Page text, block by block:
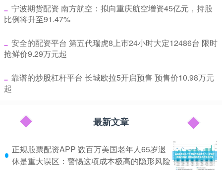
​宁波期货配资 南方航空：拟向重庆航空增资45亿元，持股
比例将升至91.47%
​安全的配资平台 第五代瑞虎8上市24小时大定12486台 限时
抢鲜价9.29万元起
​靠谱的炒股杠杆平台 长城欧拉5开启预售 预售价10.98万元
起
最新文章
正规股票配资APP 数百万美国老年人65岁退
休是重大误区：警惕这项成本极高的隐形风险